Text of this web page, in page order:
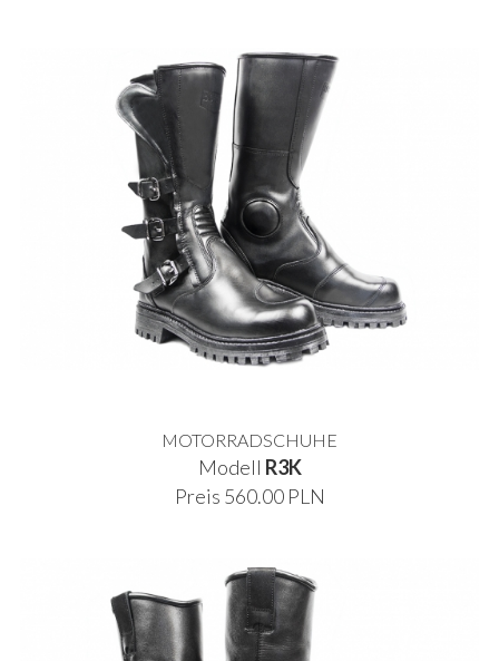
MOTORRADSCHUHE
Modell R3K
Preis 560.00 PLN